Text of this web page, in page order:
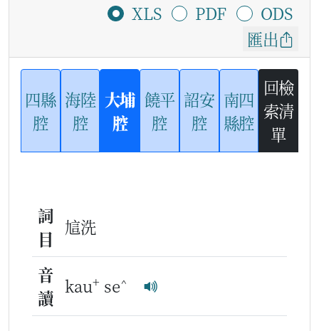
XLS
PDF
ODS
匯出
四縣
腔
海陸
腔
大埔
腔
饒平
腔
詔安
腔
南四
縣腔
回檢
索清
單
詞
目
訄洗
音
讀
kau+ se^